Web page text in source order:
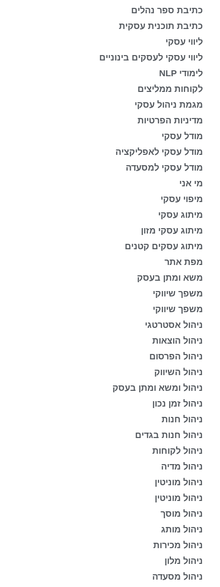
כתיבת ספר נהלים
כתיבת תוכנית עסקית
ליווי עסקי
ליווי עסקי לעסקים בינוניים
לימודי NLP
לקוחות ממליצים
מגמת ניהול עסקי
מדיניות הפרטיות
מודל עסקי
מודל עסקי לאפליקציה
מודל עסקי למסעדה
מי אני
מיפוי עסקי
מיתוג עסקי
מיתוג עסקי מזון
מיתוג עסקים קטנים
מפת אתר
משא ומתן בעסק
משפך שיווקי
משפך שיווקי
ניהול אסטרטגי
ניהול הוצאות
ניהול הפרסום
ניהול השיווק
ניהול ומשא ומתן בעסק
ניהול זמן נכון
ניהול חנות
ניהול חנות בגדים
ניהול לקוחות
ניהול מדיה
ניהול מוניטין
ניהול מוניטין
ניהול מוסך
ניהול מותג
ניהול מכירות
ניהול מלון
ניהול מסעדה